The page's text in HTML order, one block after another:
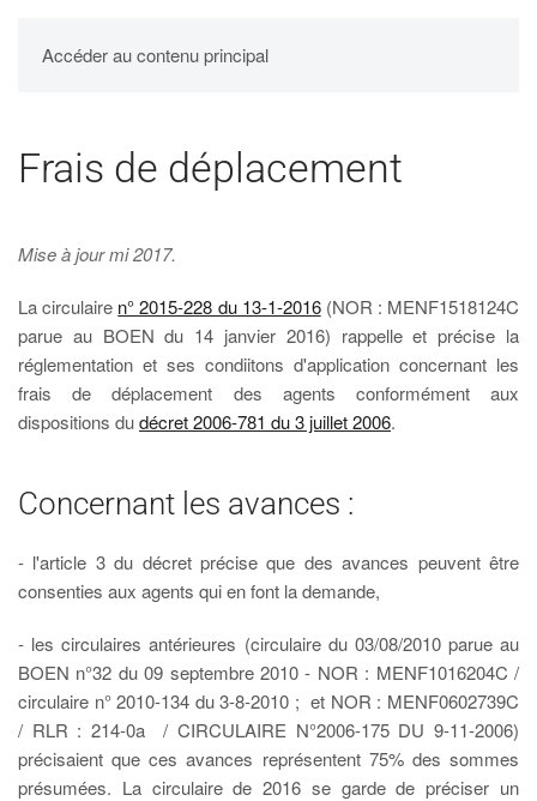
Accéder au contenu principal
UPBM
Frais de déplacement
Mise à jour mi 2017.
La circulaire n° 2015-228 du 13-1-2016(NOR : MENF1518124C
parue au BOEN du 14 janvier 2016) rappelle et précise la
réglementation et ses condiitons d'application concernant les
frais de déplacement des agents conformément aux
dispositions dudécret 2006-781 du 3 juillet 2006.
Concernant les avances :
- l'article 3 du décret précise que des avances peuvent être
consenties aux agents qui en font la demande,
- les circulaires antérieures (circulaire du 03/08/2010 parue au
BOEN n°32 du 09 septembre 2010 - NOR : MENF1016204C /
circulaire n° 2010-134 du 3-8-2010 ; et NOR : MENF0602739C
/ RLR : 214-0a / CIRCULAIRE N°2006-175 DU 9-11-2006)
précisaient que ces avances représentent 75% des sommes
présumées. La circulaire de 2016 se garde de préciser un